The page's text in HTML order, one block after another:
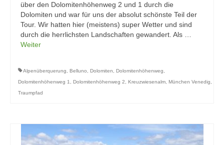
über den Dolomitenhöhenweg 2 und 1 durch die
Dolomiten und war für uns der absolut schönste Teil der
Tour. Wir hatten hier (meistens) super Wetter und sind
durch die herrlichsten Landschaften gewandert. Als …
Weiter
Alpenüberquerung, Belluno, Dolomiten, Dolomitenhöhenweg,
Dolomitenhöhenweg 1, Dolomitenhöhenweg 2, Kreuzwiesenalm, München Venedig,
Traumpfad